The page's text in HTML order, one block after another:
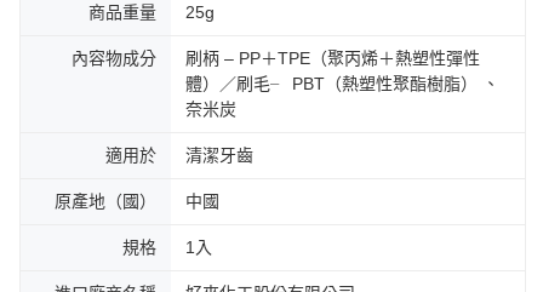
商品重量 25g
內容物成分
刷柄 – PP＋TPE（聚丙烯＋熱塑性彈性
體）／刷毛╴ PBT（熱塑性聚酯樹脂） 、
奈米炭
適用於 清潔牙齒
原產地（國） 中國
規格 1入